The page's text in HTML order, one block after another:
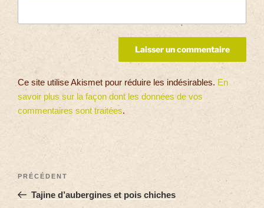
Ce site utilise Akismet pour réduire les indésirables. En
savoir plus sur la façon dont les données de vos
commentaires sont traitées.
PRÉCÉDENT
Tajine d’aubergines et pois chiches